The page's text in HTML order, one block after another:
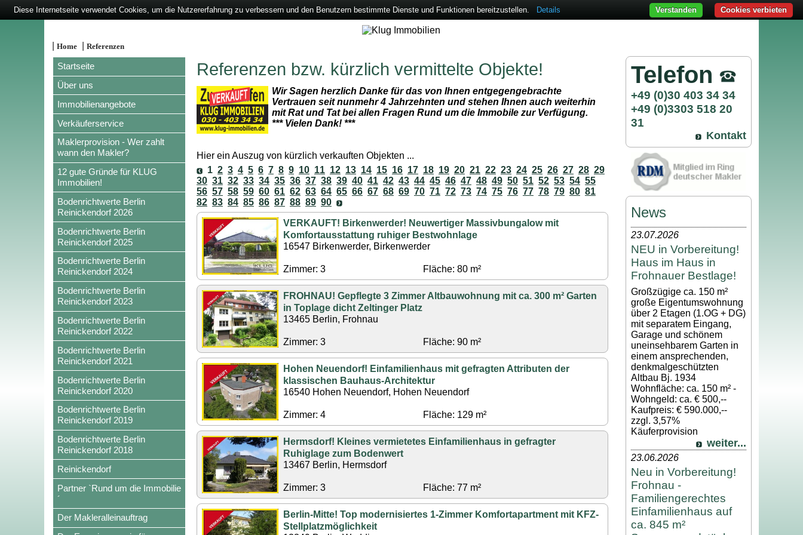
|Home |Referenzen
Startseite
Über uns
Immobilienangebote
Verkäuferservice
Maklerprovision - Wer zahlt
wann den Makler?
12 gute Gründe für KLUG
Immobilien!
Bodenrichtwerte Berlin
Reinickendorf 2026
Bodenrichtwerte Berlin
Reinickendorf 2025
Bodenrichtwerte Berlin
Reinickendorf 2024
Bodenrichtwerte Berlin
Reinickendorf 2023
Bodenrichtwerte Berlin
Reinickendorf 2022
Bodenrichtwerte Berlin
Reinickendorf 2021
Bodenrichtwerte Berlin
Reinickendorf 2020
Bodenrichtwerte Berlin
Reinickendorf 2019
Bodenrichtwerte Berlin
Reinickendorf 2018
Reinickendorf
Partner `Rund um die Immobilie
´
Der Makleralleinauftrag
Referenzen bzw. kürzlich vermittelte Objekte!
Wir Sagen herzlich Danke für das von Ihnen entgegengebrachte
Vertrauen seit nunmehr 4 Jahrzehnten und stehen Ihnen auch weiterhin
mit Rat und Tat bei allen Fragen Rund um die Immobile zur Verfügung.
*** Vielen Dank! ***
Hier ein Auszug von kürzlich verkauften Objekten ...
1 2 3 4 5 6 7 8 9 10 11 12 13 14 15 16 17 18 19 20 21 22 23 24 25 26 27 28 29
30 31 32 33 34 35 36 37 38 39 40 41 42 43 44 45 46 47 48 49 50 51 52 53 54 55
56 57 58 59 60 61 62 63 64 65 66 67 68 69 70 71 72 73 74 75 76 77 78 79 80 81
82 83 84 85 86 87 88 89 90
VERKAUFT! Birkenwerder! Neuwertiger Massivbungalow mit
Komfortausstattung ruhiger Bestwohnlage
16547 Birkenwerder, Birkenwerder
Zimmer: 3 Fläche: 80 m²
FROHNAU! Gepflegte 3 Zimmer Altbauwohnung mit ca. 300 m² Garten
in Toplage dicht Zeltinger Platz
13465 Berlin, Frohnau
Zimmer: 3 Fläche: 90 m²
Hohen Neuendorf! Einfamilienhaus mit gefragten Attributen der
klassischen Bauhaus-Architektur
16540 Hohen Neuendorf, Hohen Neuendorf
Zimmer: 4 Fläche: 129 m²
Hermsdorf! Kleines vermietetes Einfamilienhaus in gefragter
Ruhiglage zum Bodenwert
13467 Berlin, Hermsdorf
Zimmer: 3 Fläche: 77 m²
Berlin-Mitte! Top modernisiertes 1-Zimmer Komfortapartment mit KFZ-
Stellplatzmöglichkeit
Telefon
+49 (0)30 403 34 34
+49 (0)3303 518 20
31
Kontakt
News
23.07.2026
NEU in Vorbereitung!
Haus im Haus in
Frohnauer Bestlage!
Großzügige ca. 150 m²
große Eigentumswohnung
über 2 Etagen (1.OG + DG)
mit separatem Eingang,
Garage und schönem
uneinsehbarem Garten in
einem ansprechenden,
denkmalgeschützten
Altbau Bj. 1934
Wohnfläche: ca. 150 m² -
Wohngeld: ca. € 500,--
Kaufpreis: € 590.000,--
zzgl. 3,57%
Käuferprovision
weiter...
23.06.2026
Neu in Vorbereitung!
Frohnau -
Familiengerechtes
Einfamilienhaus auf
ca. 845 m²
Diese Internetseite verwendet Cookies, um die Nutzererfahrung zu verbessern und den Benutzern bestimmte Dienste und Funktionen bereitzustellen. Details Cookies verbieten
Verstanden